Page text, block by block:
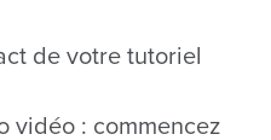
de votre tutoriel
vidéo : commencez